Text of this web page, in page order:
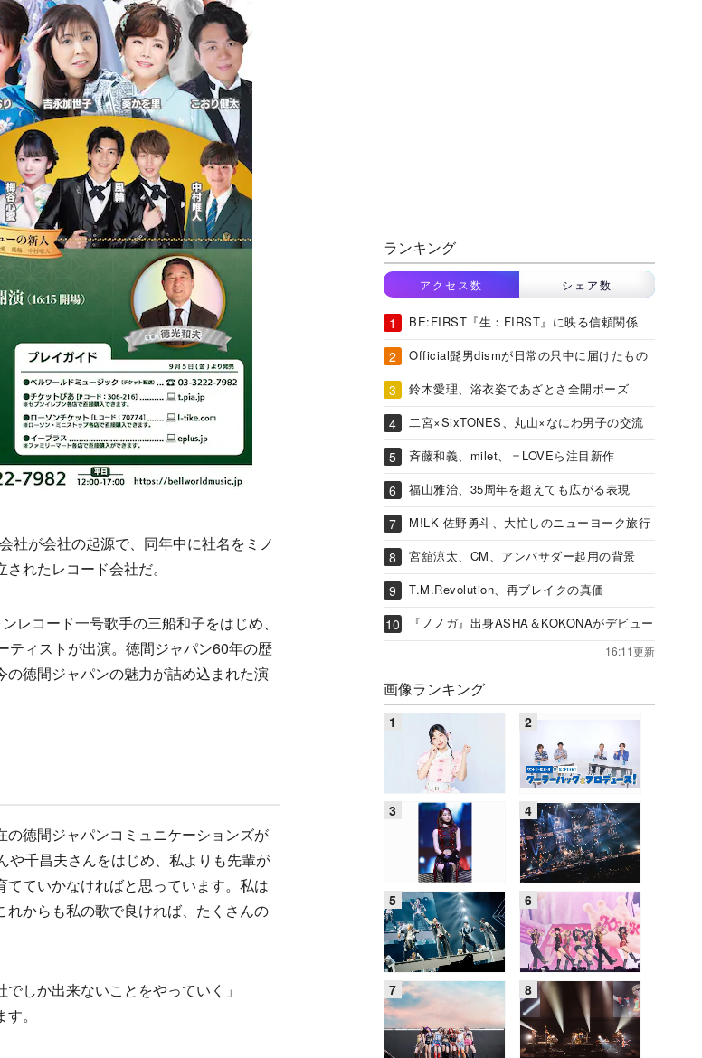
社が会社の起源で、同年中に社名をミノ
れたレコード会社だ。
レコード一号歌手の三船和子をはじめ、
ティストが出演。徳間ジャパン60年の歴
徳間ジャパンの魅力が詰め込まれた演
徳間ジャパンコミュニケーションズが
や千昌夫さんをはじめ、私よりも先輩が
ていかなければと思っています。私は
からも私の歌で良ければ、たくさんの
しか出来ないことをやっていく」
。
ランキング
アクセス数 シェア数
BE:FIRST『生：FIRST』に映る信頼関係
Official髭男dismが日常の只中に届けたもの
鈴木愛理、浴衣姿であざとさ全開ポーズ
二宮×SixTONES、丸山×なにわ男子の交流
斉藤和義、milet、＝LOVEら注目新作
福山雅治、35周年を超えても広がる表現
M!LK 佐野勇斗、大忙しのニューヨーク旅行
宮舘涼太、CM、アンバサダー起用の背景
T.M.Revolution、再ブレイクの真価
『ノノガ』出身ASHA＆KOKONAがデビュー
16:11更新
画像ランキング